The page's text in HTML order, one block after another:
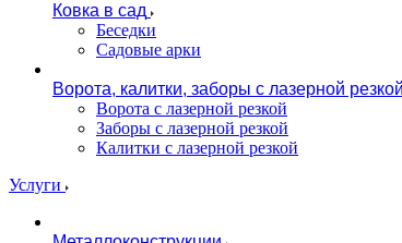
Ковка в сад
Беседки
Садовые арки
Ворота, калитки, заборы с лазерной резкой
Ворота с лазерной резкой
Заборы с лазерной резкой
Калитки с лазерной резкой
Услуги